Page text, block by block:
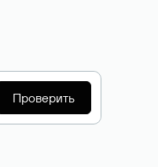
Проверить